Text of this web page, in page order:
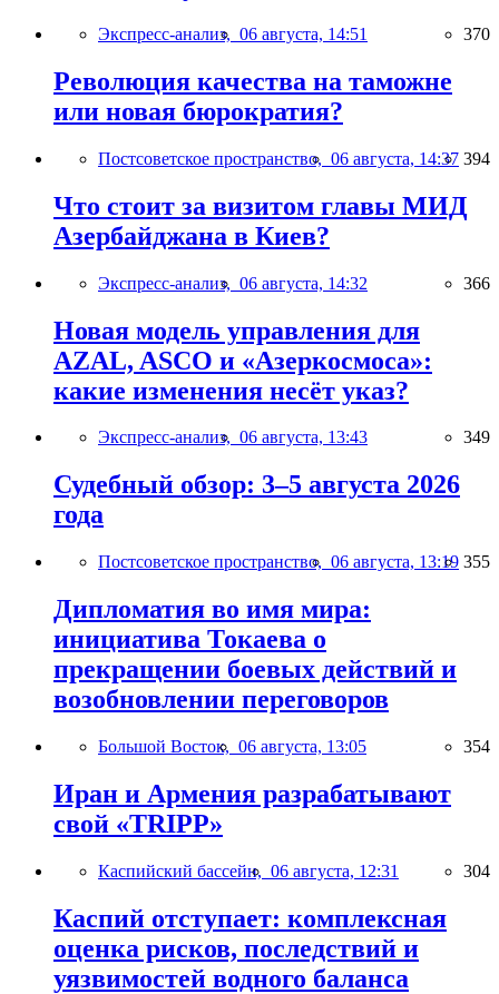
Экспресс-анализ, 06 августа, 14:51 370
Революция качества на таможне
или новая бюрократия?
Постсоветское пространство, 06 августа, 14:37 394
Что стоит за визитом главы МИД
Азербайджана в Киев?
Экспресс-анализ, 06 августа, 14:32 366
Новая модель управления для
AZAL, ASCO и «Азеркосмоса»:
какие изменения несёт указ?
Экспресс-анализ, 06 августа, 13:43 349
Судебный обзор: 3–5 августа 2026
года
Постсоветское пространство, 06 августа, 13:19 355
Дипломатия во имя мира:
инициатива Токаева о
прекращении боевых действий и
возобновлении переговоров
Большой Восток, 06 августа, 13:05 354
Иран и Армения разрабатывают
свой «TRIPP»
Каспийский бассейн, 06 августа, 12:31 304
Каспий отступает: комплексная
оценка рисков, последствий и
уязвимостей водного баланса